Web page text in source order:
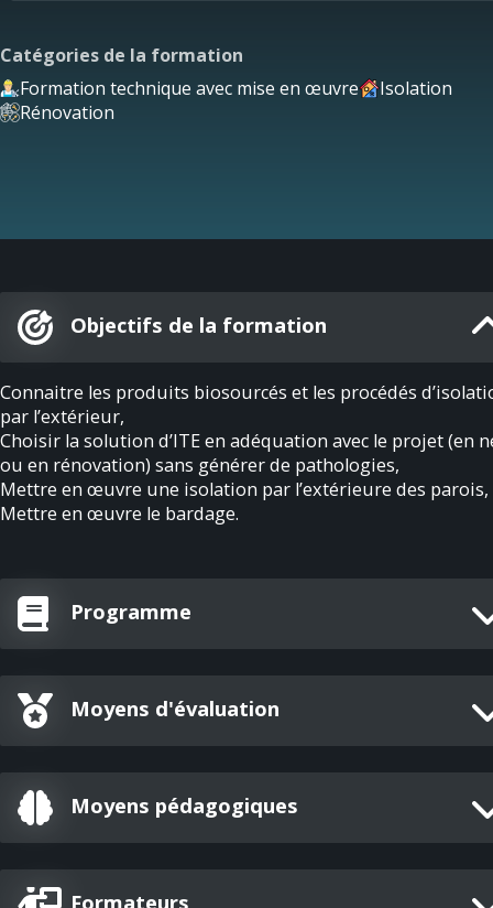
Catégories de la formation
Formation technique avec mise en œuvre
Isolation
Rénovation
Objectifs de la formation
Connaitre les produits biosourcés et les procédés
par l’extérieur,
Choisir la solution d’ITE en adéquation avec le projet (en
ou en rénovation) sans générer de pathologies,
Mettre en œuvre une isolation par l’extérieure des parois,
Mettre en œuvre le bardage.
Programme
Moyens d'évaluation
Moyens pédagogiques
Formateurs